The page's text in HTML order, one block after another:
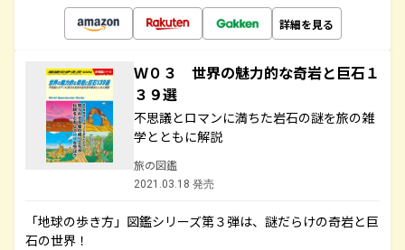
詳細を見る
Ｗ０３ 世界の魅力的な奇岩と巨石１
３９選
不思議とロマンに満ちた岩石の謎を旅の雑
学とともに解説
旅の図鑑
2021.03.18 発売
「地球の歩き方」図鑑シリーズ第３弾は、謎だらけの奇岩と巨
石の世界！